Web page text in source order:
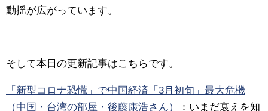
動揺が広がっています。
そして本日の更新記事はこちらです。
「新型コロナ恐慌」で中国経済「3月初旬」最大危機
（中国・台湾の部屋・後藤康浩さん）
：いまだ衰えを知